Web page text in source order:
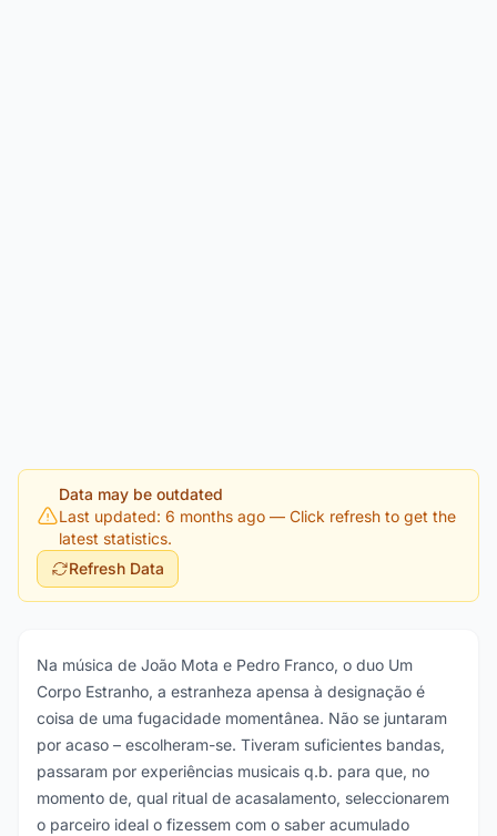
Data may be outdated
Last updated: 6 months ago — Click refresh to get the
latest statistics.
Refresh Data
Na música de João Mota e Pedro Franco, o duo Um
Corpo Estranho, a estranheza apensa à designação é
coisa de uma fugacidade momentânea. Não se juntaram
por acaso – escolheram-se. Tiveram suficientes bandas,
passaram por experiências musicais q.b. para que, no
momento de, qual ritual de acasalamento, seleccionarem
o parceiro ideal o fizessem com o saber acumulado